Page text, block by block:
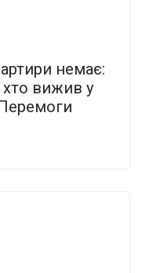
немає:
вижив у